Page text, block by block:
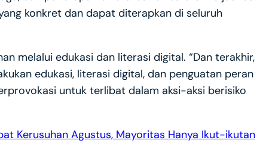
konkret dan dapat diterapkan di seluruh
melalui edukasi dan literasi digital. “Dan terakhir,
edukasi, literasi digital, dan penguatan peran
untuk terlibat dalam aksi-aksi berisiko
Kerusuhan Agustus, Mayoritas Hanya Ikut-ikutan